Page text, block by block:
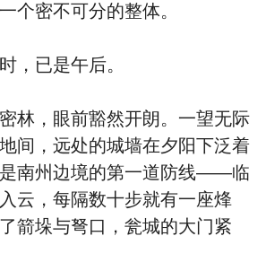
个密不可分的整体。
，已是午后。
林，眼前豁然开朗。一望无际
间，远处的城墙在夕阳下泛着
南州边境的第一道防线——临
云，每隔数十步就有一座烽
箭垛与弩口，瓮城的大门紧